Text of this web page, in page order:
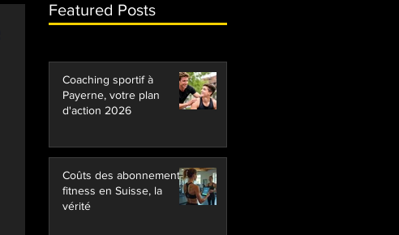
Featured Posts
Coaching sportif à
Payerne, votre plan
d'action 2026
Coûts des abonnements
fitness en Suisse, la
vérité